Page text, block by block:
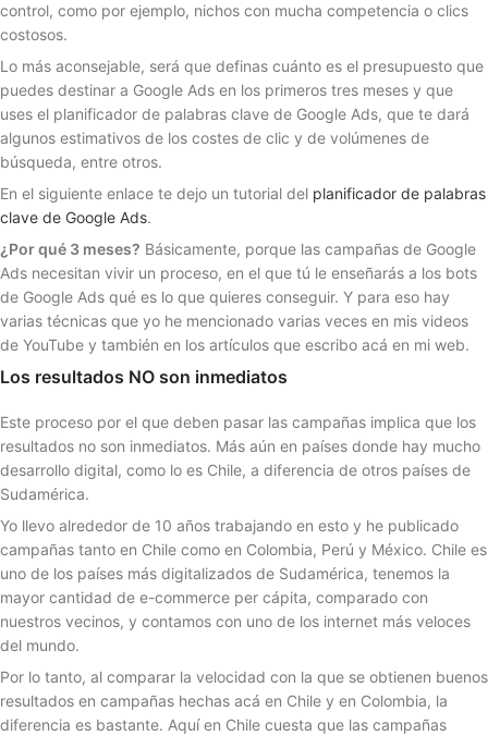
control, como por ejemplo, nichos con mucha competencia o clics
costosos.
Lo más aconsejable, será que definas cuánto es el presupuesto que
puedes destinar a Google Ads en los primeros tres meses y que
uses el planificador de palabras clave de Google Ads, que te dará
algunos estimativos de los costes de clic y de volúmenes de
búsqueda, entre otros.
En el siguiente enlace te dejo un tutorial del planificador de palabras
clave de Google Ads.
¿Por qué 3 meses? Básicamente, porque las campañas de Google
Ads necesitan vivir un proceso, en el que tú le enseñarás a los bots
de Google Ads qué es lo que quieres conseguir. Y para eso hay
varias técnicas que yo he mencionado varias veces en mis videos
de YouTube y también en los artículos que escribo acá en mi web.
Los resultados NO son inmediatos
Este proceso por el que deben pasar las campañas implica que los
resultados no son inmediatos. Más aún en países donde hay mucho
desarrollo digital, como lo es Chile, a diferencia de otros países de
Sudamérica.
Yo llevo alrededor de 10 años trabajando en esto y he publicado
campañas tanto en Chile como en Colombia, Perú y México. Chile es
uno de los países más digitalizados de Sudamérica, tenemos la
mayor cantidad de e-commerce per cápita, comparado con
nuestros vecinos, y contamos con uno de los internet más veloces
del mundo.
Por lo tanto, al comparar la velocidad con la que se obtienen buenos
resultados en campañas hechas acá en Chile y en Colombia, la
diferencia es bastante. Aquí en Chile cuesta que las campañas